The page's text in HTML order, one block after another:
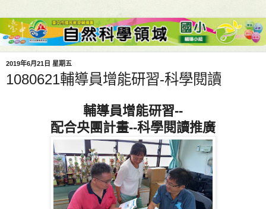
2019年6月21日 星期五
1080621輔導員增能研習-科學閱讀
輔導員增能研習--
配合央團計畫--科學閱讀推廣